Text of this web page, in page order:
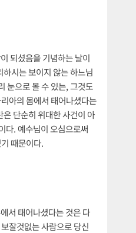
되셨음을 기념하는 날이
시는 보이지 않는 하느님
눈으로 볼 수 있는, 그것도
아의 몸에서 태어나셨다는
단순히 위대한 사건이 아
다. 예수님이 오심으로써
때문이다.
서 태어나셨다는 것은 다
잘것없는 사람으로 당신